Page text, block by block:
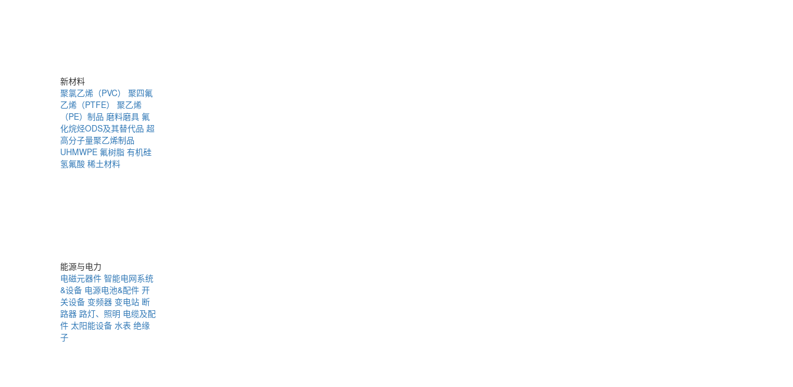
新材料
聚氯乙烯（PVC）
聚四氟
乙烯（PTFE）
聚乙烯
（PE）制品 磨料磨具 氟
化烷烃ODS及其替代品 超
高分子量聚乙烯制品
UHMWPE 氟树脂 有机硅
氢氟酸 稀土材料
能源与电力
电磁元器件 智能电网系统
&设备 电源电池&配件 开
关设备 变频器 变电站 断
路器 路灯、照明 电缆及配
件 太阳能设备 水表 绝缘
子